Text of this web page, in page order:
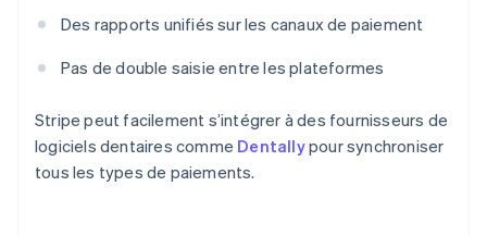
Des rapports unifiés sur les canaux de paiement
Pas de double saisie entre les plateformes
Stripe peut facilement s’intégrer à des fournisseurs de
logiciels dentaires comme Dentallypour synchroniser
tous les types de paiements.